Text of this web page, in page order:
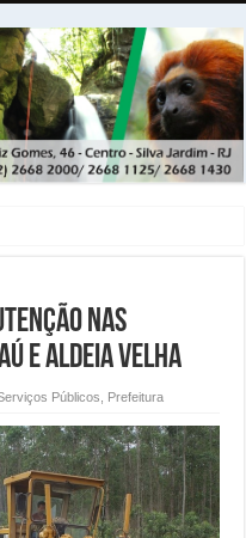
nas
e Aldeia Velha
Públicos Prefeitura